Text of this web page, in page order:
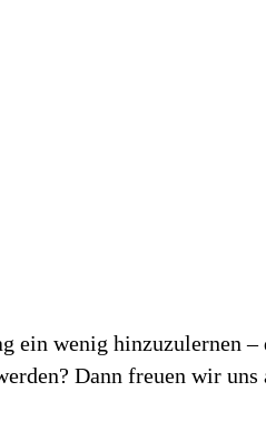
ein wenig hinzuzulernen
Dann freuen wir